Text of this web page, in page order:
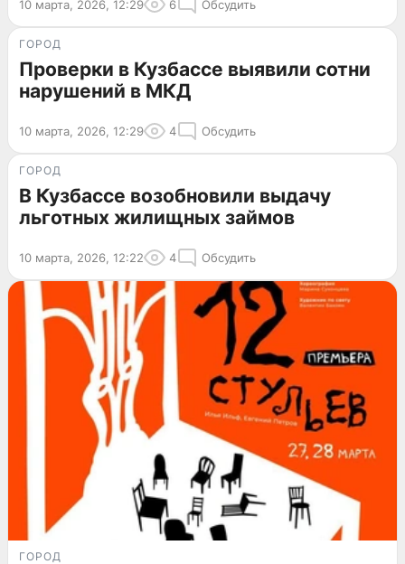
10 марта, 2026, 12:29 6 Обсудить
ГОРОД
Проверки в Кузбассе выявили сотни
нарушений в МКД
10 марта, 2026, 12:29 4 Обсудить
ГОРОД
В Кузбассе возобновили выдачу
льготных жилищных займов
10 марта, 2026, 12:22 4 Обсудить
ГОРОД